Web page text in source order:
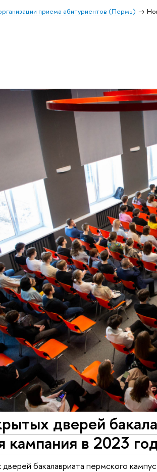
приема абитуриентов (Пермь)
дверей
кампания в 2023
бакалавриата пермского